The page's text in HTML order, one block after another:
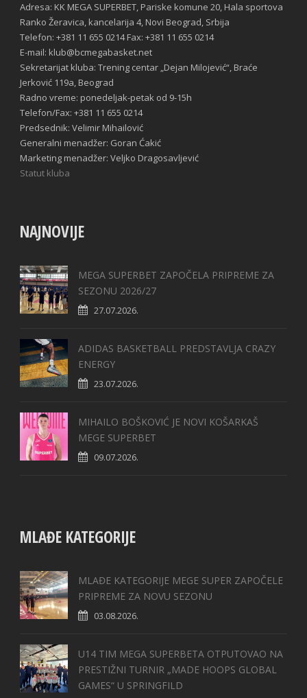
Adresa: KK MEGA SUPERBET, Pariske komune 20, Hala sportova
Ranko Žeravica, kancelarija 4, Novi Beograd, Srbija
Telefon: +381 11 655 0214 Fax: +381 11 655 0214
E-mail: klub@bcmegabasket.net
Sekretarijat kluba: Trening centar „Dejan Milojević“, Braće
Jerković 119a, Beograd
Radno vreme: ponedeljak-petak od 9-15h
Telefon/Fax: +381 11 655 0214
Predsednik: Velimir Mihailović
Generalni menadžer: Goran Ćakić
Marketing menadžer: Veljko Dragosavljević
Statut kluba
NAJNOVIJE
MEGA SUPERBET ZAPOČELA PRIPREME ZA
SEZONU 2026/27
27.07.2026.
ADIDAS BASKETBALL PREDSTAVLJA CRAZY
ENERGY
23.07.2026.
MIHAILO BOŠKOVIĆ JE NOVI KOŠARKAŠ
MEGE SUPERBET
09.07.2026.
MLAĐE KATEGORIJE
MLAĐE KATEGORIJE MEGE SUPER ZAPOČELE
PRIPREME ZA NOVU SEZONU
03.08.2026.
U14 TIM MEGA SUPERBETA OTPUTOVAO NA
PRESTIŽNI TURNIR „MADE HOOPS GLOBAL
GAMES“ U SPRINGFILD